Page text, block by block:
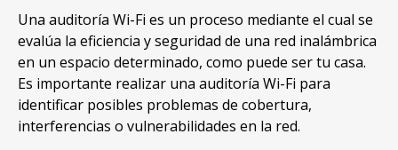
Una auditoría Wi-Fi es un proceso mediante el cual se
evalúa la eficiencia y seguridad de una red inalámbrica
en un espacio determinado, como puede ser tu casa.
Es importante realizar una auditoría Wi-Fi para
identificar posibles problemas de cobertura,
interferencias o vulnerabilidades en la red.